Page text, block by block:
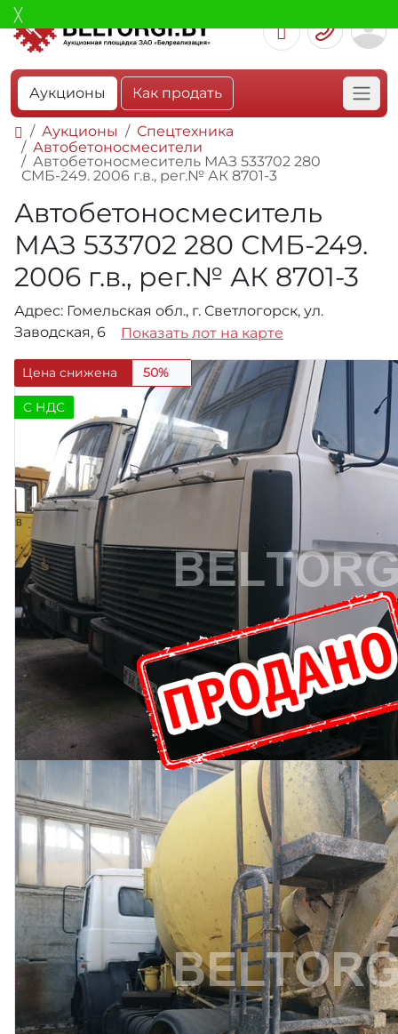
Аукционы Как продать
Аукционы
Спецтехника
Автобетоносмесители
Автобетоносмеситель МАЗ 533702 280
СМБ-249. 2006 г.в., рег.№ АК 8701-3
Автобетоносмеситель
МАЗ 533702 280 СМБ-249.
2006 г.в., рег.№ АК 8701-3
Адрес: Гомельская обл., г. Светлогорск, ул.
Заводская, 6
Показать лот на карте
Цена снижена 50%
C НДС